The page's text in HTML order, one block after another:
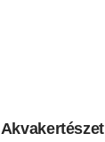
Akvakertészet